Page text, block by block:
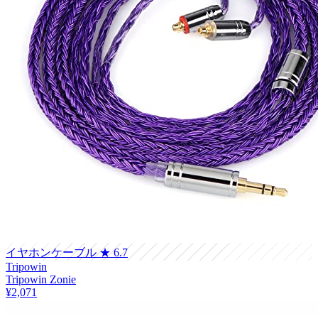
イヤホンケーブル ★ 6.7
Tripowin
Tripowin Zonie
¥2,071